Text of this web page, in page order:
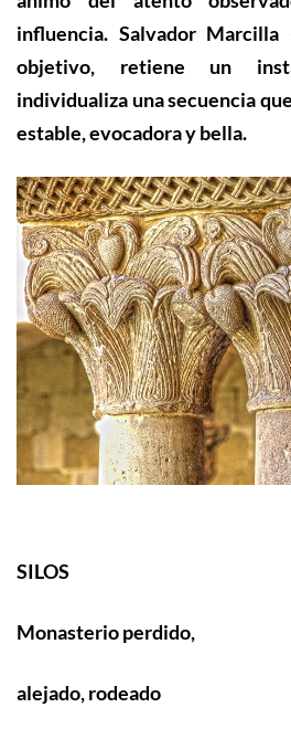
influencia. Salvador Marcilla
objetivo, retiene un
individualiza una secuencia
estable, evocadora y bella.
SILOS
Monasterio perdido,
alejado, rodeado